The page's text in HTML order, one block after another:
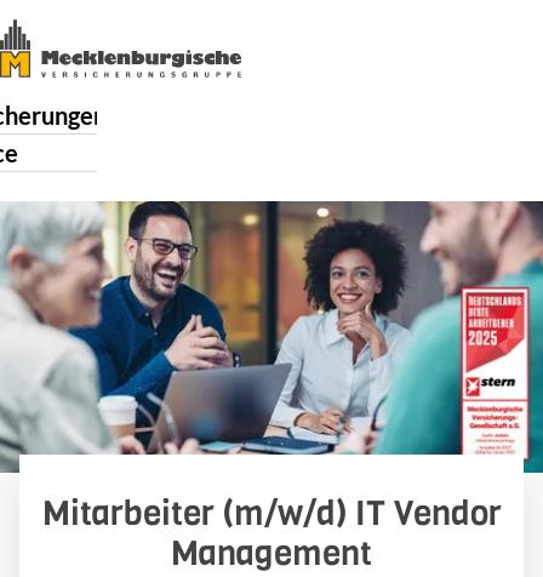
Mitarbeiter (m/w/d) IT Vendor
Management